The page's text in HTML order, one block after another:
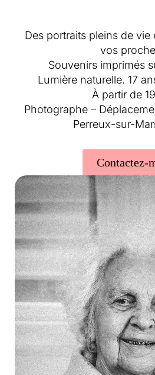
Des portraits pleins de vie
vos
Souvenirs imprimés
Lumière naturelle. 17
À partir de
Photographe –
Perreux-sur-
Contactez-